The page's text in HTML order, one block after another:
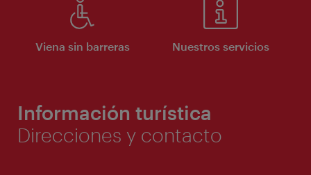
Viena sin barreras Nuestros servicios
Información turística
Direcciones y contacto